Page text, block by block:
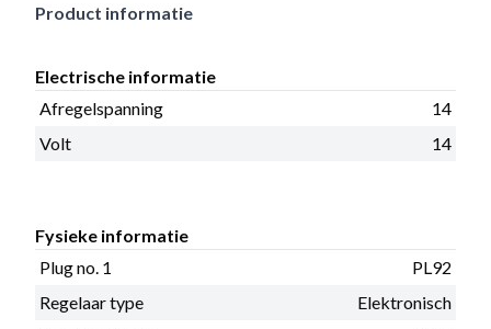
Product informatie
Electrische informatie
Afregelspanning
14
Volt
14
Fysieke informatie
Plug no. 1
PL92
Regelaar type
Elektronisch